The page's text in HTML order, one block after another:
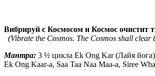
Вибрируй с Космосом и Космос очистит
(Vibrate the Cosmos. The Cosmos shall clear
Мантра: 3 ½ цикла Ek Ong Kar (Лайя йога)
Ek Ong Kaar-a, Saa Taa Naa Maa-a, Siree